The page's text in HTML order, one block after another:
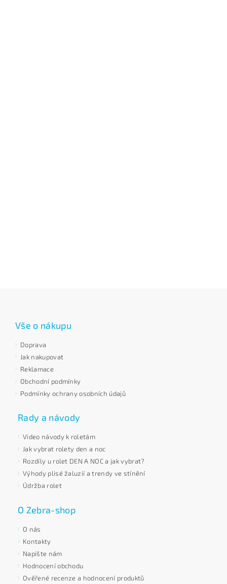
Vše o nákupu
Doprava
Jak nakupovat
Reklamace
Obchodní podmínky
Podmínky ochrany osobních údajů
Rady a návody
Video návody k roletám
Jak vybrat rolety den a noc
Rozdíly u rolet DEN A NOC a jak vybrat?
Výhody plisé žaluzií a trendy ve stínění
Údržba rolet
O Zebra-shop
O nás
Kontakty
Napište nám
Hodnocení obchodu
Ověřené recenze a hodnocení produktů